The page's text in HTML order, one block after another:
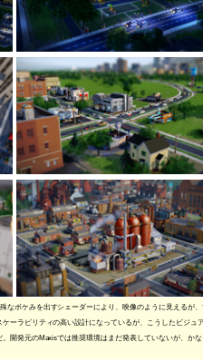
なボケみを出すシェーダーにより、映像のように見えるが
ーラビリティの高い設計になっているが、こうしたビジュ
開発元のMaxisでは推奨環境はまだ発表していないが、か